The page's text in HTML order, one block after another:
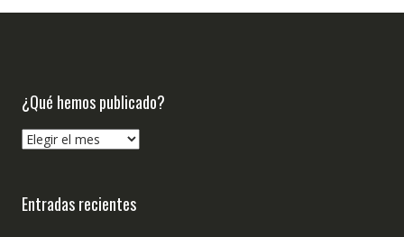
¿Qué hemos publicado?
¿Qué
Entradas recientes